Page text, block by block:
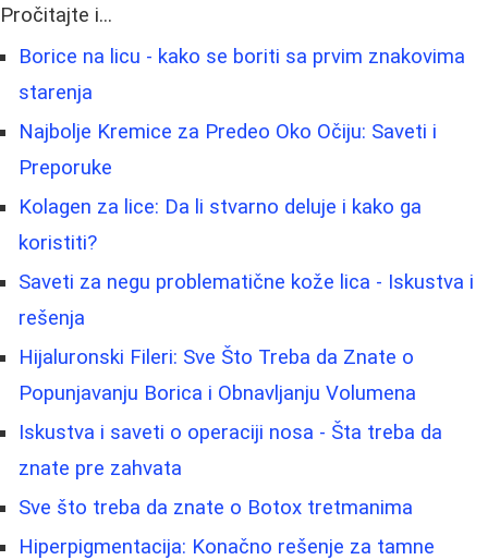
Pročitajte i...
Borice na licu - kako se boriti sa prvim znakovima
starenja
Najbolje Kremice za Predeo Oko Očiju: Saveti i
Preporuke
Kolagen za lice: Da li stvarno deluje i kako ga
koristiti?
Saveti za negu problematične kože lica - Iskustva i
rešenja
Hijaluronski Fileri: Sve Što Treba da Znate o
Popunjavanju Borica i Obnavljanju Volumena
Iskustva i saveti o operaciji nosa - Šta treba da
znate pre zahvata
Sve što treba da znate o Botox tretmanima
Hiperpigmentacija: Konačno rešenje za tamne